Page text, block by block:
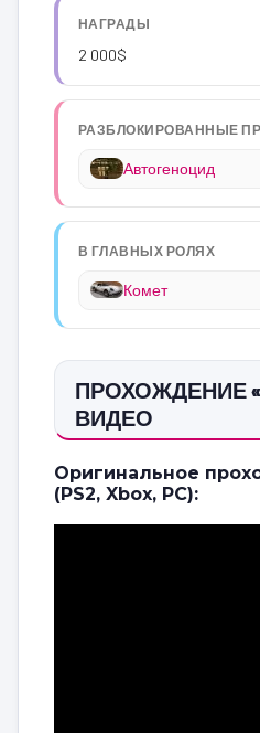
НАГРАДЫ
2 000$
РАЗБЛОКИРОВАННЫЕ
Автогеноцид
В ГЛАВНЫХ РОЛЯХ
Комет
ПРОХОЖДЕНИЕ
ВИДЕО
Оригинальное
(PS2, Xbox, PC):